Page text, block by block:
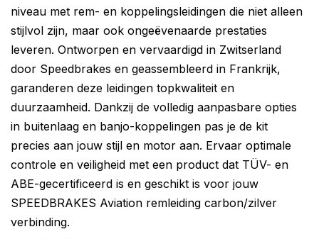
niveau met rem- en koppelingsleidingen die niet alleen
stijlvol zijn, maar ook ongeëvenaarde prestaties
leveren. Ontworpen en vervaardigd in Zwitserland
door Speedbrakes en geassembleerd in Frankrijk,
garanderen deze leidingen topkwaliteit en
duurzaamheid. Dankzij de volledig aanpasbare opties
in buitenlaag en banjo-koppelingen pas je de kit
precies aan jouw stijl en motor aan. Ervaar optimale
controle en veiligheid met een product dat TÜV- en
ABE-gecertificeerd is en geschikt is voor jouw
SPEEDBRAKES Aviation remleiding carbon/zilver
verbinding.